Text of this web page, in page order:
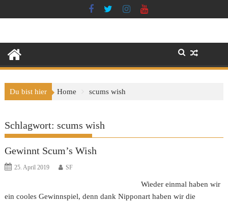
to
Du bist hier Home scums wish
Schlagwort:scums wish
Gewinnt Scum’s Wish
25. April 2019 SF
Wieder einmal haben wir
ein cooles Gewinnspiel, denn dank Nipponart haben wir die